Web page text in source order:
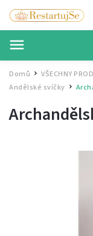
Domů / VŠECHNY
Andělské svíčky